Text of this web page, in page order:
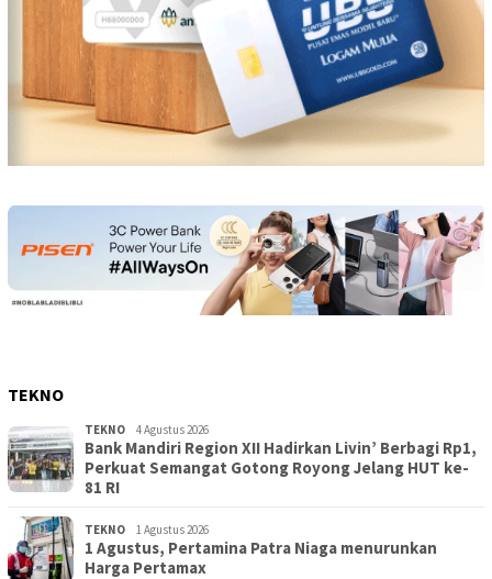
TEKNO
TEKNO 4 Agustus 2026
Bank Mandiri Region XII Hadirkan Livin’ Berbagi Rp1,
Perkuat Semangat Gotong Royong Jelang HUT ke-
81 RI
TEKNO 1 Agustus 2026
1 Agustus, Pertamina Patra Niaga menurunkan
Harga Pertamax